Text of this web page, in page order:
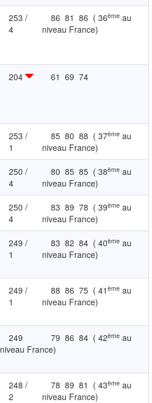
253 /
4
86 81 86 ( 36ème au
niveau France)
204 61 69 74
253 /
1
85 80 88 ( 37ème au
niveau France)
250 /
4
80 85 85 ( 38ème au
niveau France)
250 /
4
83 89 78 ( 39ème au
niveau France)
249 /
1
83 82 84 ( 40ème au
niveau France)
249 /
1
88 86 75 ( 41ème au
niveau France)
249 79 86 84 ( 42ème au
niveau France)
248 /
2
78 89 81 ( 43ème au
niveau France)